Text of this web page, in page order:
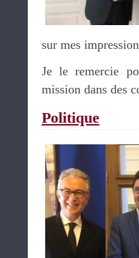
sur mes
Je le remercie
mission dans des
Politique